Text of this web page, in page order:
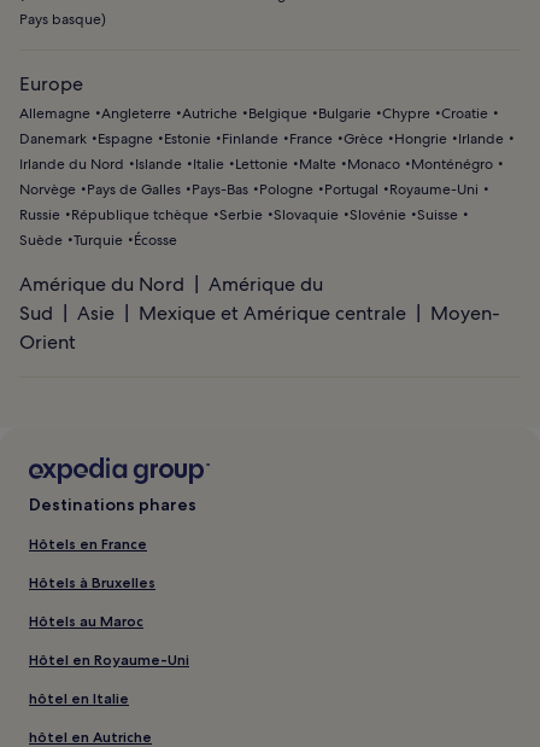
Pays basque)
Europe
Allemagne Angleterre Autriche Belgique Bulgarie Chypre Croatie
Danemark
Espagne Estonie Finlande France Grèce Hongrie
Irlande
Irlande du Nord
Islande Italie Lettonie Malte Monaco
Monténégro
Norvège
Pays de Galles Pays-Bas Pologne Portugal
Royaume-Uni
Russie
République tchèque Serbie Slovaquie Slovénie Suisse
Suède Turquie Écosse
Amérique du Nord
Amérique du
Sud
Asie Mexique et Amérique centrale
Moyen-
Orient
Destinations phares
Hôtels en France
Hôtels à Bruxelles
Hôtels au Maroc
Hôtel en Royaume-Uni
hôtel en Italie
hôtel en Autriche